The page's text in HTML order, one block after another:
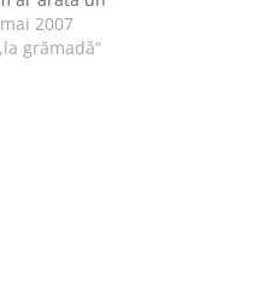
al premierului
[ hold
2007
grămadă”